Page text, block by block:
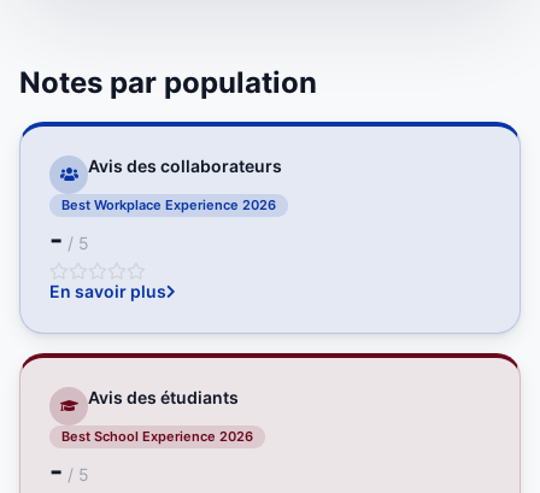
Notes par population
Avis des collaborateurs
Best Workplace Experience 2026
- / 5
En savoir plus
Avis des étudiants
Best School Experience 2026
- / 5